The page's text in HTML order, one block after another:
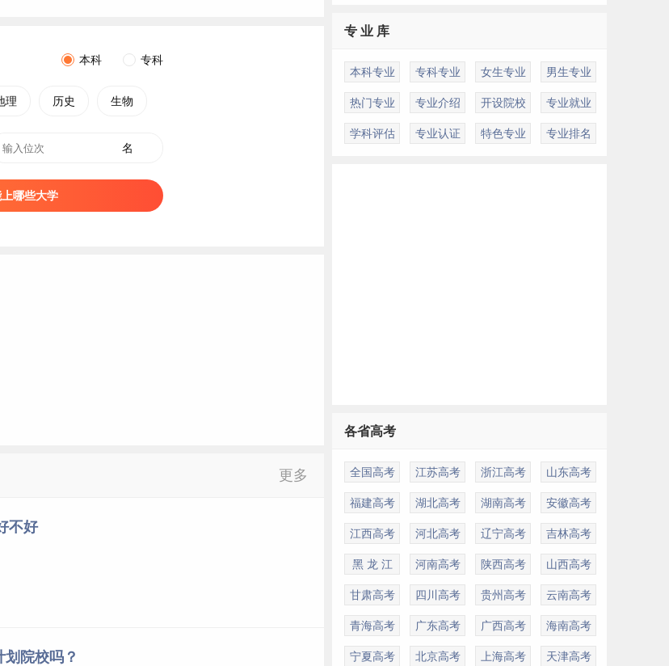
本科 专科
理 历史 生物
名
哪些大学
更多
不好
院校吗？
专 业 库
本科专业 专科专业 女生专业 男生专业
热门专业 专业介绍 开设院校 专业就业
学科评估 专业认证 特色专业 专业排名
各省高考
全国高考 江苏高考 浙江高考 山东高考
福建高考 湖北高考 湖南高考 安徽高考
江西高考 河北高考 辽宁高考 吉林高考
黑 龙 江 河南高考 陕西高考 山西高考
甘肃高考 四川高考 贵州高考 云南高考
青海高考 广东高考 广西高考 海南高考
宁夏高考 北京高考 上海高考 天津高考